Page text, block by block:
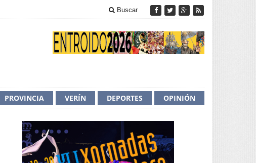
Buscar
OPINIÓN
DEPORTES
VERÍN
PROVINCIA